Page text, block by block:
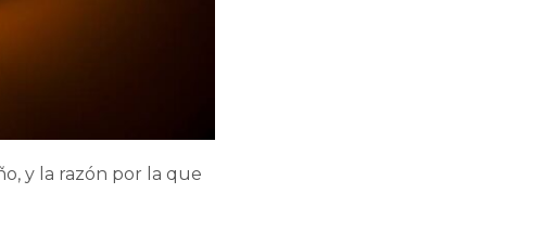
y la razón por la que